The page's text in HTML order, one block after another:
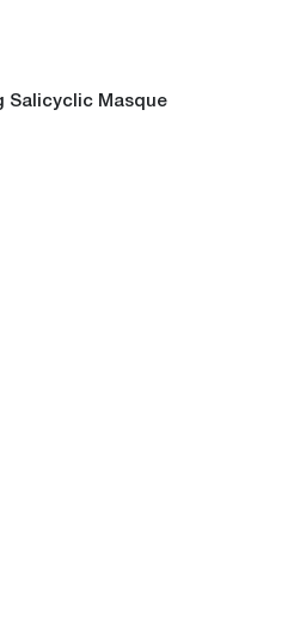
Salicyclic Masque